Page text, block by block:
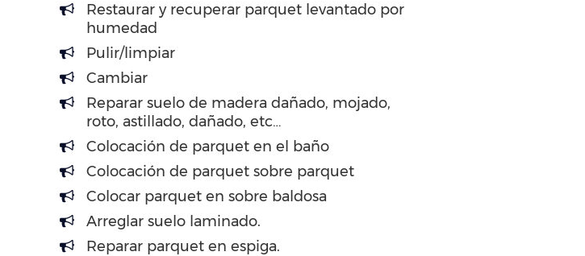
Restaurar y recuperar parquet levantado por
humedad
Pulir/limpiar
Cambiar
Reparar suelo de madera dañado, mojado,
roto, astillado, dañado, etc…
Colocación de parquet en el baño
Colocación de parquet sobre parquet
Colocar parquet en sobre baldosa
Arreglar suelo laminado.
Reparar parquet en espiga.